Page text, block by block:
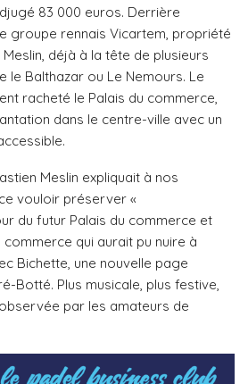
83 000 euros. Derrière
groupe rennais Vicartem, propriété
déjà à la tête de plusieurs
le Balthazar ou Le Nemours. Le
racheté le Palais du commerce,
dans le centre-ville avec un
Meslin expliquait à nos
vouloir préserver «
du futur Palais du commerce et
commerce qui aurait pu nuire à
Bichette, une nouvelle page
Botté. Plus musicale, plus festive,
par les amateurs de